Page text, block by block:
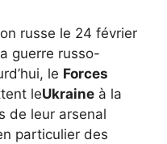
russe le 24 février
guerre russo-
le Forces
leUkraine à la
de leur arsenal
particulier des